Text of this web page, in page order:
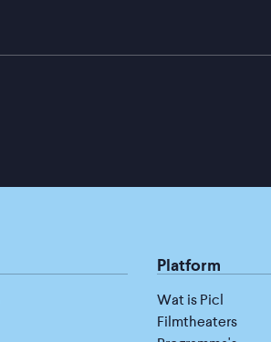
Platform
Wat is Picl
Filmtheaters